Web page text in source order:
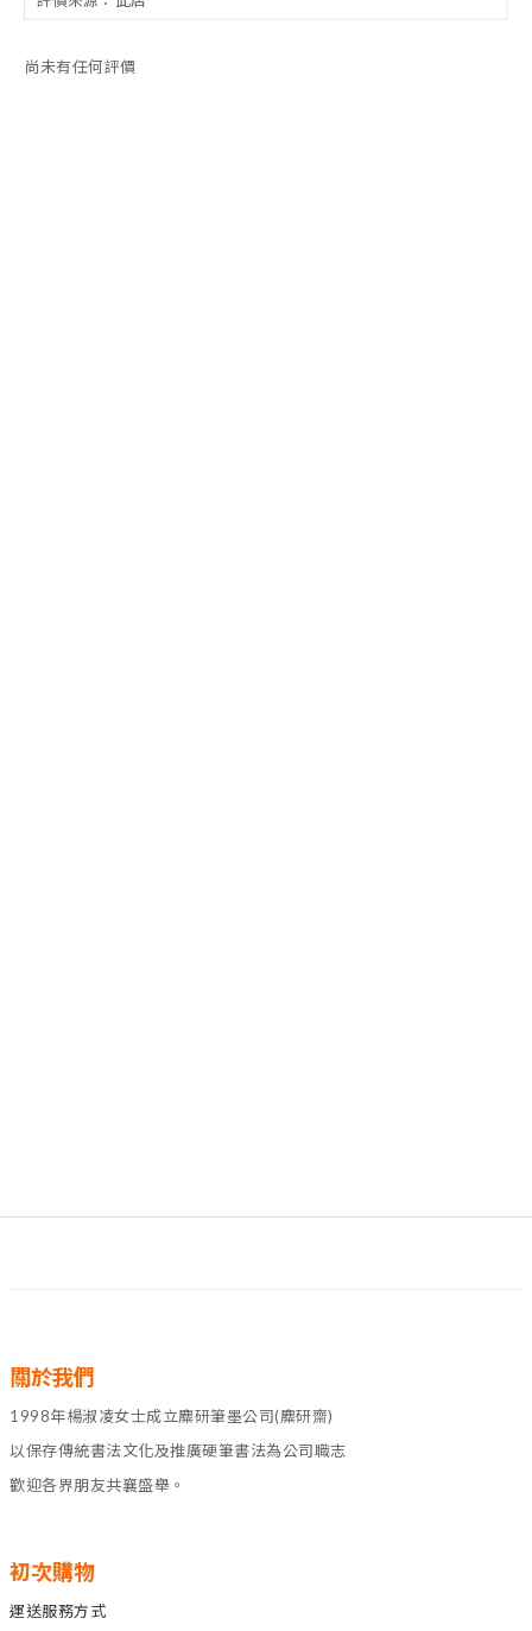
尚未有任何評價
關於我們
1998年楊淑凌女士成立麋研筆墨公司(麋研齋)
以保存傳統書法文化及推廣硬筆書法為公司職志
歡迎各界朋友共襄盛舉。
初次購物
運送服務方式